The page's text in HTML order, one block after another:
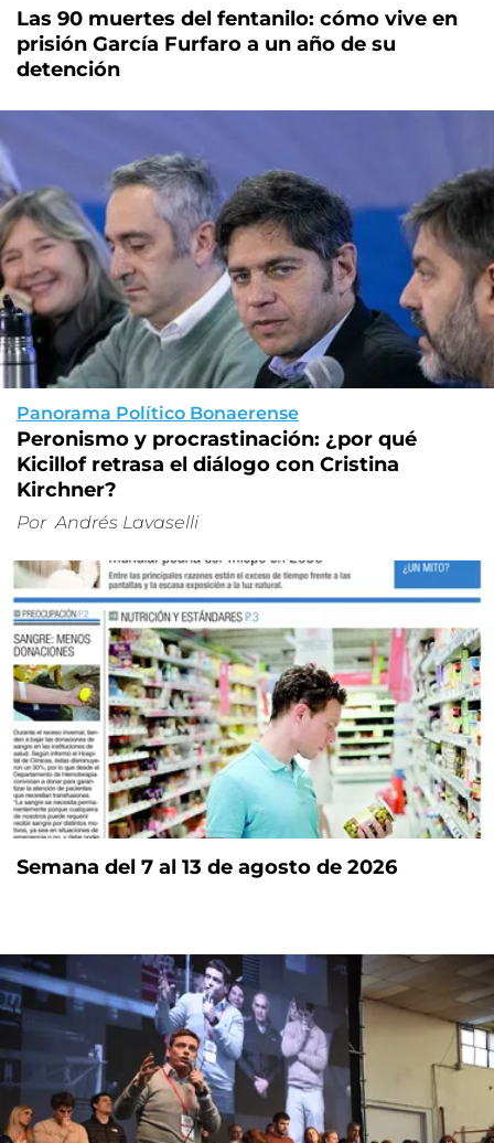
Las 90 muertes del fentanilo: cómo vive en
prisión García Furfaro a un año de su
detención
Panorama Político Bonaerense
Peronismo y procrastinación: ¿por qué
Kicillof retrasa el diálogo con Cristina
Kirchner?
Por Andrés Lavaselli
Semana del 7 al 13 de agosto de 2026